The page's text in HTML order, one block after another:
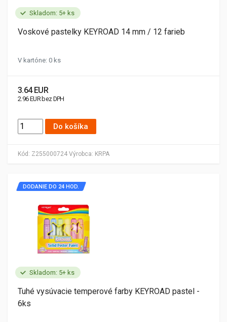
Skladom: 5+ ks
Kód: Z255000724 Výrobca: KRPA
Voskové pastelky KEYROAD 14 mm / 12 farieb
V kartóne: 0 ks
3.64 EUR
2.96 EUR bez DPH
Do košíka
Skladom: 5+ ks
DODANIE DO 24 HOD.
Tuhé vysúvacie temperové farby KEYROAD pastel -
6ks